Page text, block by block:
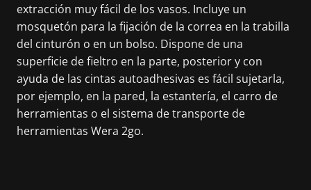
extracción muy fácil de los vasos. Incluye un
mosquetón para la fijación de la correa en la trabilla
del cinturón o en un bolso. Dispone de una
superficie de fieltro en la parte, posterior y con
ayuda de las cintas autoadhesivas es fácil sujetarla,
por ejemplo, en la pared, la estantería, el carro de
herramientas o el sistema de transporte de
herramientas Wera 2go.